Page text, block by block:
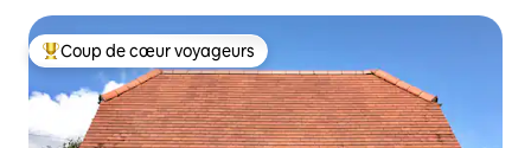
Coups de cœur voyageurs les plus appréciés
Coup de cœur voyageurs